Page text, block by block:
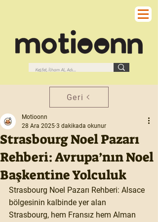
Geri
Strasbourg Noel Pazarı
Rehberi: Avrupa’nın Noel
Başkentine Yolculuk
Motioonn
28 Ara 2025 3 dakikada okunur
Strasbourg Noel Pazarı Rehberi: Alsace
bölgesinin kalbinde yer alan
Strasbourg, hem Fransız hem Alman